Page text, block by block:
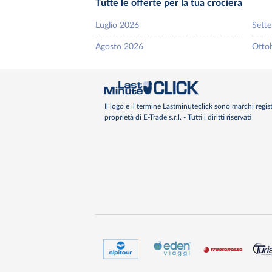
Tutte le offerte per la tua crociera
Luglio 2026
Agosto 2026
Il logo e il termine Lastminuteclick sono marchi
proprietà di E-Trade s.r.l. - Tutti i diritti riservati